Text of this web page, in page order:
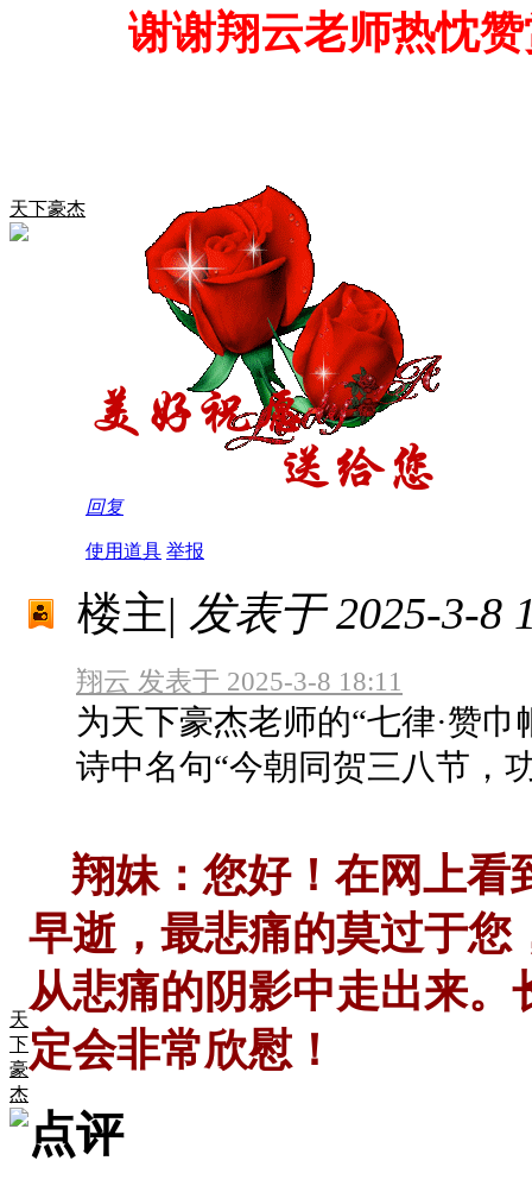
天下豪杰
谢谢翔云老师热忱
回复
使用道具 举报
天
下
豪
杰
楼主| 发表于 2025-3-8
翔云 发表于 2025-3-8 18:11
为天下豪杰老师的“七律·赞
诗中名句“今朝同贺三八节，
翔妹：您好！在网上看
早逝，最悲痛的莫过于
从悲痛的阴影中走出来
定会非常欣慰！
点评